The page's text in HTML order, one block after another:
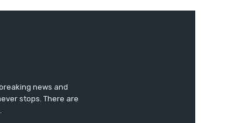
news and
stops. There are